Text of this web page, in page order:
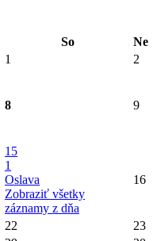
So
Ne
1 2
8 9
15
1
Oslava
Zobraziť všetky
záznamy z dňa
16
22
23